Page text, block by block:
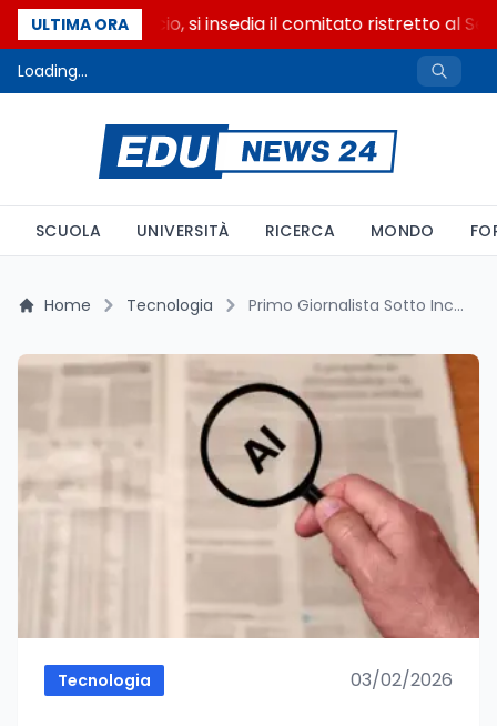
ULTIMA ORA
Riforma del calcio, si insedia il comitato ristretto al
Loading...
SCUOLA UNIVERSITÀ RICERCA MONDO
Home Tecnologia Primo Giornalista Sotto Inchiesta per l’Uso dell’Intelligenza Artificiale: Il Caso che Sta Cambiando il Giornalismo Italiano
Tecnologia 03/02/2026